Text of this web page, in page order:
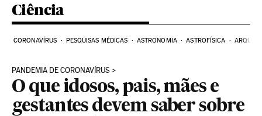
Ciência
CORONAVÍRUS PESQUISAS MÉDICAS ASTRONOMIA ASTROFÍSICA
PANDEMIA DE CORONAVÍRUS
O que idosos, pais, mães e
gestantes devem saber sobre